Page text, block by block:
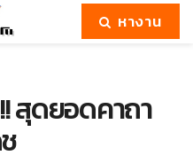
หางาน
สุดยอดคาถา